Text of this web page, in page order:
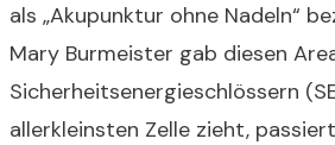
als „Akupunktur ohne Nadeln“
Mary Burmeister gab diesen
Sicherheitsenergieschlössern
allerkleinsten Zelle zieht,